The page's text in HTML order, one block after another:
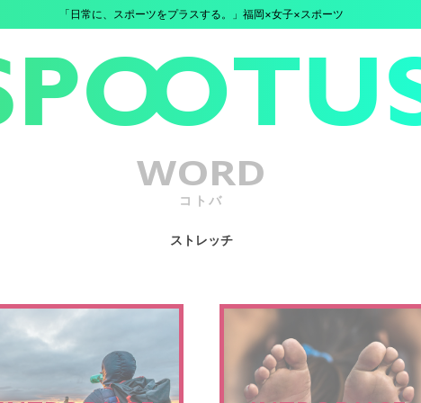
「日常に、スポーツをプラスする。」福岡×女子×スポーツ
WORD
コトバ
ストレッチ